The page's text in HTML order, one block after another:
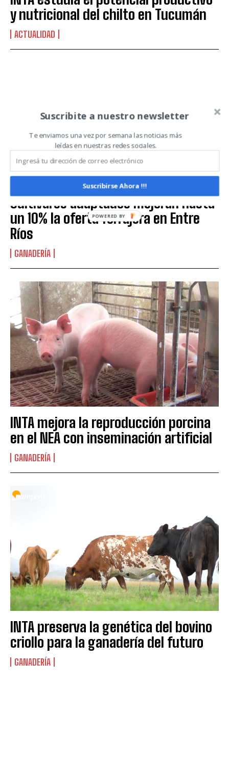
Leí y acepto laPolítica de Privacidad.
y nutricional del chilto en Tucumán
ACTUALIDAD
Cultivares adaptados mejoran hasta
un 10% la oferta forrajera en Entre
Ríos
GANADERÍA
INTA mejora la reproducción porcina
en el NEA con inseminación artificial
GANADERÍA
INTA preserva la genética del bovino
criollo para la ganadería del futuro
GANADERÍA
Suscribite a nuestro newsletter
Te enviamos una vez por semana las noticias más
leídas en nuestras redes sociales.
Suscribirse Ahora !!!